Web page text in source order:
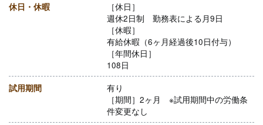
休日・休暇
［休日］
週休2日制 勤務表による月9日
［休暇］
有給休暇（6ヶ月経過後10日付与）
［年間休日］
108日
試用期間
有り
［期間］2ヶ月 ※試用期間中の労働条
件変更なし